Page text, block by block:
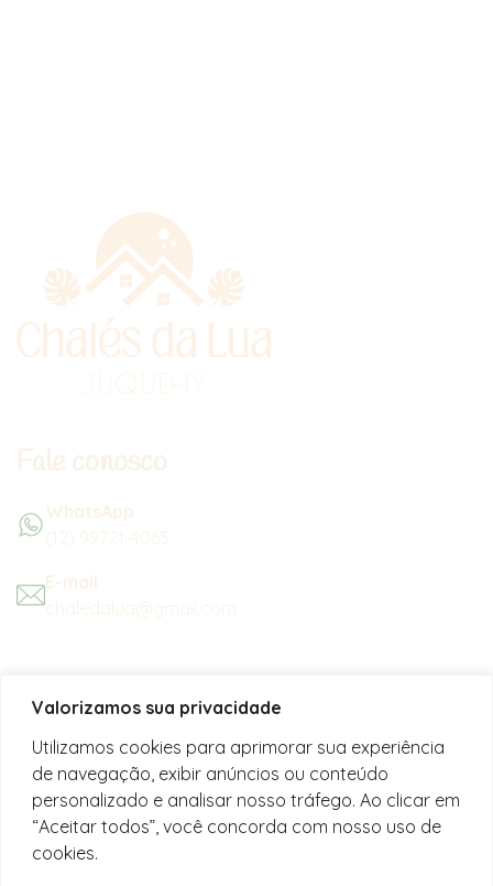
Valorizamos sua privacidade
Utilizamos cookies para aprimorar sua experiência
de navegação, exibir anúncios ou conteúdo
personalizado e analisar nosso tráfego. Ao clicar em
“Aceitar todos”, você concorda com nosso uso de
cookies.
Fale conosco
WhatsApp
(12) 99721-4065
E-mail
chaledalua@gmail.com
Seu refúgio em meio à natureza
na bela praia de Juquehy.
Instagram
@chalesdaluajuquehy